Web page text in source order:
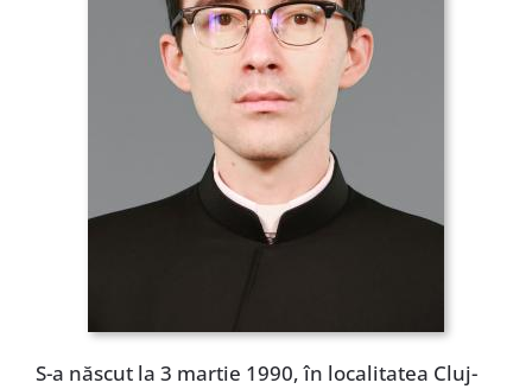
S-a născut la 3 martie 1990, în localitatea Cluj-